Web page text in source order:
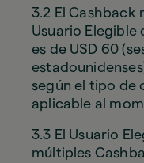
3.2 El Cashback
Usuario
es de USD 60
según el tipo de
aplicable al
3.3 El Usuario
múltiples